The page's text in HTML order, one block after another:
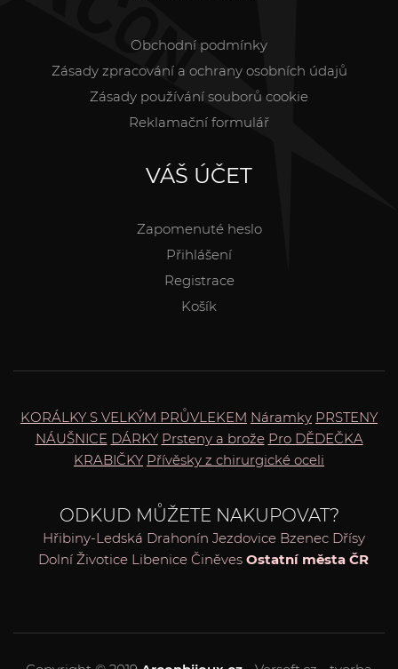
Obchodní podmínky
Zásady zpracování a ochrany osobních údajů
Zásady používání souborů cookie
Reklamační formulář
VÁŠ ÚČET
Zapomenuté heslo
Přihlášení
Registrace
Košík
KORÁLKY S VELKÝM PRŮVLEKEM Náramky PRSTENY
NÁUŠNICE DÁRKY Prsteny a brože Pro DĚDEČKA
KRABIČKY Přívěsky z chirurgické oceli
ODKUD MŮŽETE NAKUPOVAT?
Hřibiny-Ledská Drahonín Jezdovice Bzenec Dřísy
Dolní Životice Libenice Činěves Ostatní města ČR